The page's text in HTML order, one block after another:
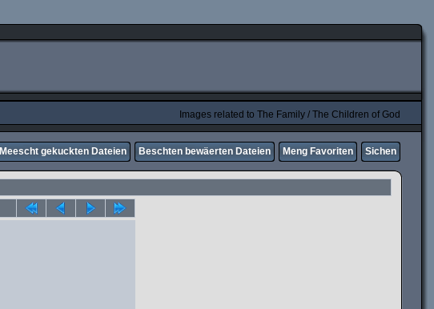
Images related to The Family / The Children of God
Meescht gekuckten Dateien Beschten bewäerten Dateien Meng Favoriten Sichen